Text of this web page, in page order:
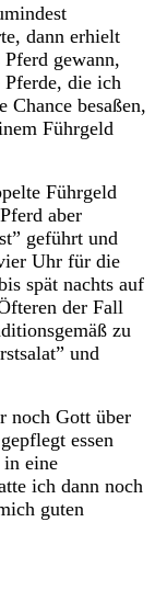
dann erhielt
gewann,
die ich
Chance besaßen,
Führgeld
Führgeld
aber
geführt und
Uhr für die
spät nachts auf
der Fall
zu
und
noch Gott über
essen
eine
ich dann noch
guten